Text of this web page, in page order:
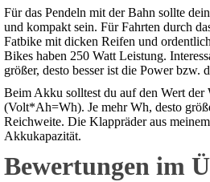
Für das Pendeln mit der Bahn sollte
und kompakt sein. Für Fahrten durch
Fatbike mit dicken Reifen und
Bikes haben 250 Watt Leistung.
größer, desto besser ist die Power bzw.
Beim Akku solltest du auf den Wert der
(Volt*Ah=Wh). Je mehr Wh, desto
Reichweite. Die Klappräder aus
Akkukapazität.
Bewertungen im